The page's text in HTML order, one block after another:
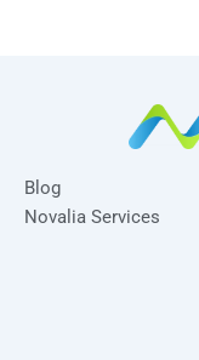
Blog
Novalia Services